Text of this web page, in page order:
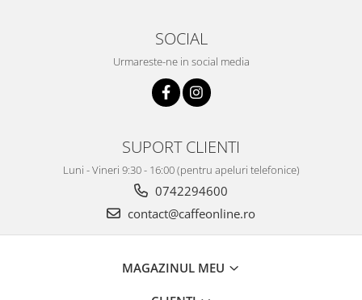
SOCIAL
Urmareste-ne in social media
SUPORT CLIENTI
Luni - Vineri 9:30 - 16:00 (pentru apeluri telefonice)
0742294600
contact@caffeonline.ro
MAGAZINUL MEU